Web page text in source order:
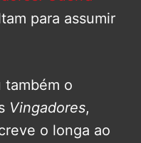
para assumir
também o
Vingadores,
o longa ao